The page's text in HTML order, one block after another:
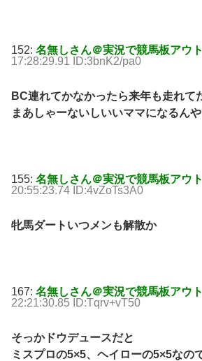
152: 名無しさん＠実況で競馬板アウト
17:28:29.91 ID:3bnK2/pa0
BC連れてかなかったら来年も走れて
まあしゃーないしいいママになるん
155: 名無しさん＠実況で競馬板アウト
20:55:23.74 ID:4vZoTs3A0
牝馬ダートいつメンも解散か
167: 名無しさん＠実況で競馬板アウト
22:21:30.85 ID:Tqrv+vT50
そっかドウデュースだと
ミスプロの5×5、ヘイローの5×5なの